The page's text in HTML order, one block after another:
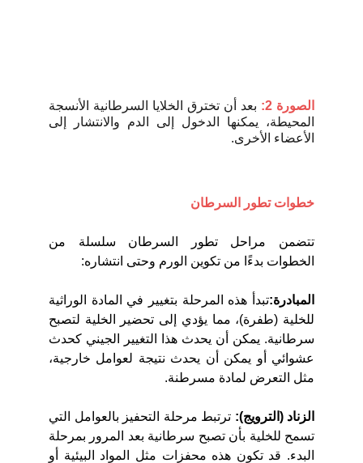
الصورة 2:
بعد أن تخترق الخلايا السرطانية الأنسجة
المحيطة، يمكنها الدخول إلى الدم والانتشار إلى
الأعضاء الأخرى.
خطوات تطور السرطان
تتضمن مراحل تطور السرطان سلسلة من
الخطوات بدءًا من تكوين الورم وحتى انتشاره:
المبادرة:تبدأ هذه المرحلة بتغيير في المادة الوراثية
للخلية (طفرة)، مما يؤدي إلى تحضير الخلية لتصبح
سرطانية. يمكن أن يحدث هذا التغيير الجيني كحدث
عشوائي أو يمكن أن يحدث نتيجة لعوامل خارجية،
مثل التعرض لمادة مسرطنة.
الزناد (الترويج): ترتبط مرحلة التحفيز بالعوامل التي
تسمح للخلية بأن تصبح سرطانية بعد المرور بمرحلة
البدء. قد تكون هذه محفزات مثل المواد البيئية أو